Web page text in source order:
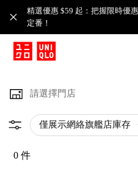
精選優惠 $59 起：把握限時優
定番！​
請選擇門店
僅展示網絡旗艦店庫存
0 件